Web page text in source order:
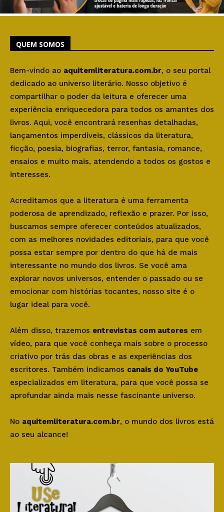
QUEM SOMOS
Bem-vindo ao aquitemliteratura.com.br, o seu portal
dedicado ao universo literário. Nosso objetivo é
compartilhar o poder da leitura e oferecer uma
experiência enriquecedora para todos os amantes dos
livros. Aqui, você encontrará resenhas detalhadas,
lançamentos imperdíveis, clássicos da literatura,
ficção, poesia, biografias, terror, fantasia, romance,
ensaios e muito mais, atendendo a todos os gostos e
interesses.
Acreditamos que a literatura é uma ferramenta
poderosa de aprendizado, reflexão e prazer. Por isso,
buscamos sempre oferecer conteúdos atualizados,
com as melhores novidades editoriais, para que você
possa estar sempre por dentro do que há de mais
interessante no mundo dos livros. Se você ama
explorar novos universos, entender o passado ou se
emocionar com histórias tocantes, nosso site é o
lugar ideal para você.
Além disso, trazemos entrevistas com autores em
vídeo, para que você conheça mais sobre o processo
criativo por trás das obras e as experiências dos
escritores. Também indicamos canais do YouTube
especializados em literatura, para que você possa se
aprofundar ainda mais nesse fascinante universo.
No aquitemliteratura.com.br, o mundo dos livros está
ao seu alcance!